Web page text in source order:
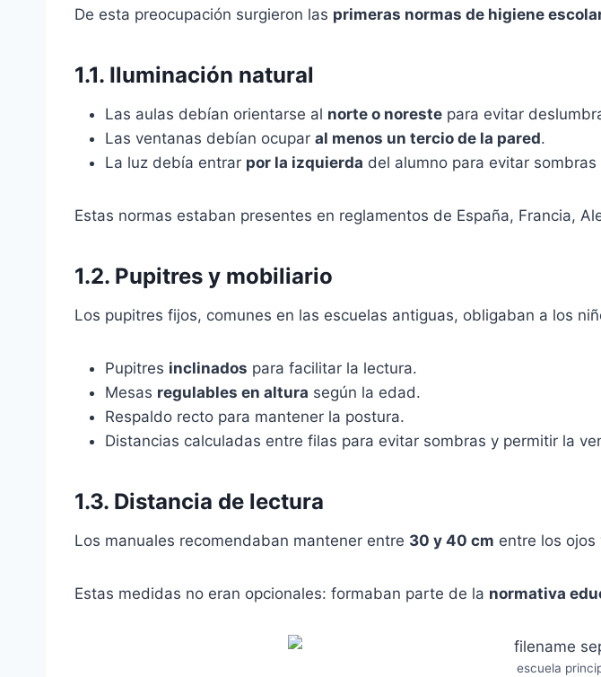
De esta preocupación surgieron las primeras normas de higiene
1.1. Iluminación natural
Las aulas debían orientarse al norte o noreste para evitar
Las ventanas debían ocupar al menos un tercio de la pared.
La luz debía entrar por la izquierda del alumno para evitar
Estas normas estaban presentes en reglamentos de España, Francia,
1.2. Pupitres y mobiliario
Los pupitres fijos, comunes en las escuelas antiguas, obligaban a los
Pupitres inclinados para facilitar la lectura.
Mesas regulables en altura según la edad.
Respaldo recto para mantener la postura.
Distancias calculadas entre filas para evitar sombras y permitir la
1.3. Distancia de lectura
Los manuales recomendaban mantener entre 30 y 40 cm entre los
Estas medidas no eran opcionales: formaban parte de la normativa
escuela